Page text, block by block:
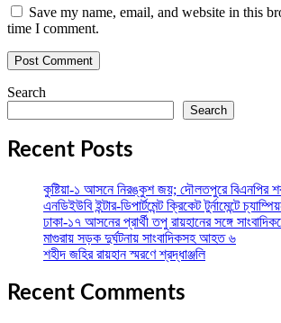
Save my name, email, and website in this
time I comment.
Search
Search
Recent Posts
কুষ্টিয়া-১ আসনে নিরঙ্কুশ জয়; দৌলতপুরে বিএনপির
এনডিইউবি ইন্টার-ডিপার্টমেন্ট ক্রিকেট টুর্নামেন্টে
ঢাকা-১৭ আসনের প্রার্থী তপু রায়হানের সঙ্গে
মাগুরায় সড়ক দুর্ঘটনায় সাংবাদিকসহ আহত ৬
শহীদ জহির রায়হান স্মরণে শ্রদ্ধাঞ্জলি
Recent Comments